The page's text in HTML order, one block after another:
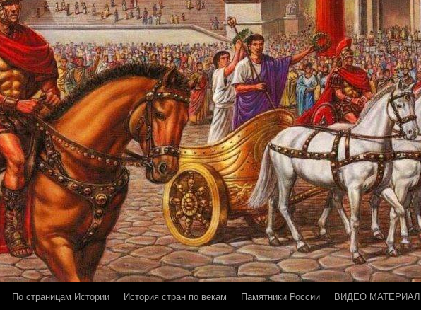
По страницам Истории История стран по векам Памятники России ВИДЕО